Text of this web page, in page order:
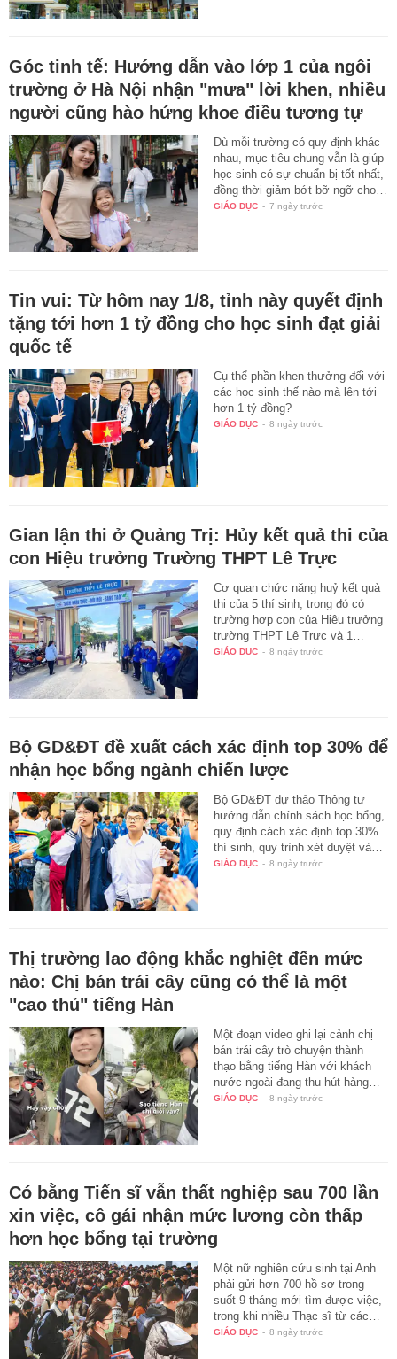
Góc tinh tế: Hướng dẫn vào lớp 1 của ngôi
trường ở Hà Nội nhận "mưa" lời khen, nhiều
người cũng hào hứng khoe điều tương tự
Dù mỗi trường có quy định khác
nhau, mục tiêu chung vẫn là giúp
học sinh có sự chuẩn bị tốt nhất,
đồng thời giảm bớt bỡ ngỡ cho…
GIÁO DỤC - 7 ngày trước
Tin vui: Từ hôm nay 1/8, tỉnh này quyết định
tặng tới hơn 1 tỷ đồng cho học sinh đạt giải
quốc tế
Cụ thể phần khen thưởng đối với
các học sinh thế nào mà lên tới
hơn 1 tỷ đồng?
GIÁO DỤC - 8 ngày trước
Gian lận thi ở Quảng Trị: Hủy kết quả thi của
con Hiệu trưởng Trường THPT Lê Trực
Cơ quan chức năng huỷ kết quả
thi của 5 thí sinh, trong đó có
trường hợp con của Hiệu trưởng
trường THPT Lê Trực và 1…
GIÁO DỤC - 8 ngày trước
Bộ GD&ĐT đề xuất cách xác định top 30% để
nhận học bổng ngành chiến lược
Bộ GD&ĐT dự thảo Thông tư
hướng dẫn chính sách học bổng,
quy định cách xác định top 30%
thí sinh, quy trình xét duyệt và…
GIÁO DỤC - 8 ngày trước
Thị trường lao động khắc nghiệt đến mức
nào: Chị bán trái cây cũng có thể là một
"cao thủ" tiếng Hàn
Một đoạn video ghi lại cảnh chị
bán trái cây trò chuyện thành
thạo bằng tiếng Hàn với khách
nước ngoài đang thu hút hàng…
GIÁO DỤC - 8 ngày trước
Có bằng Tiến sĩ vẫn thất nghiệp sau 700 lần
xin việc, cô gái nhận mức lương còn thấp
hơn học bổng tại trường
Một nữ nghiên cứu sinh tại Anh
phải gửi hơn 700 hồ sơ trong
suốt 9 tháng mới tìm được việc,
trong khi nhiều Thạc sĩ từ các…
GIÁO DỤC - 8 ngày trước